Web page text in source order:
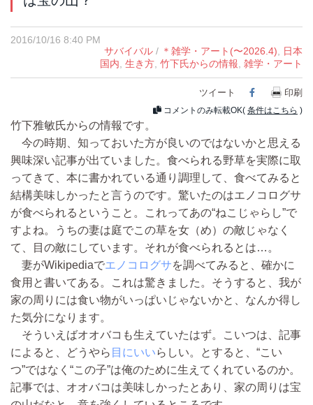
2016/10/16 8:40 PM
サバイバル / ＊雑学・アート(〜2026.4)
日本
国内 生き方 竹下氏からの情報 雑学・アート
ツイート Facebook
印刷
コメントのみ転載OK( 条件はこちら )
竹下雅敏氏からの情報です。
今の時期、知っておいた方が良いのではないかと思える
興味深い記事が出ていました。食べられる野草を実際に取
ってきて、本に書かれている通り調理して、食べてみると
結構美味しかったと言うのです。驚いたのはエノコログサ
が食べられるということ。これってあの“ねこじゃらし”で
すよね。うちの妻は庭でこの草を女（め）の敵じゃなく
て、目の敵にしています。それが食べられるとは…。
妻がWikipediaでエノコログサを調べてみると、確かに
食用と書いてある。これは驚きました。そうすると、我が
家の周りには食い物がいっぱいじゃないかと、なんか得し
た気分になります。
そういえばオオバコも生えていたはず。こいつは、記事
によると、どうやら 目にいいらしい。とすると、“こい
つ”ではなく“この子”は俺のために生えてくれているのか。
記事では、オオバコは美味しかったとあり、家の周りは宝